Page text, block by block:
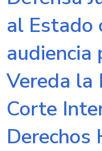
al Estado
audiencia
Vereda la
Corte
Derechos